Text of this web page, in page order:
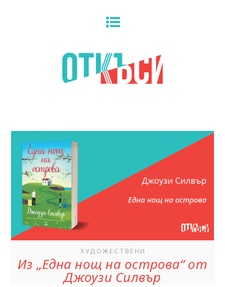
ХУДОЖЕСТВЕНИ
Из „Една нощ на острова“ от
Джоузи Силвър